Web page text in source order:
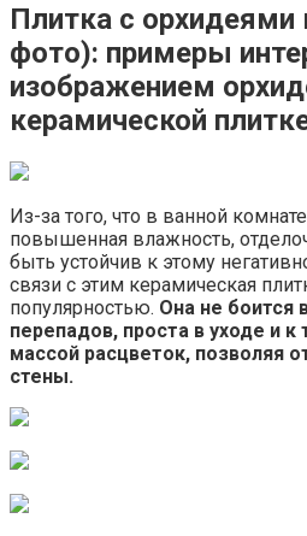
Плитка с орхидеями
фото): примеры
изображением
керамической
Из-за того, что в ванной
повышенная влажность,
быть устойчив к этому
связи с этим керамическая
популярностью. Она не боится
перепадов, проста в уходе и
массой расцветок, позволяя
стены.